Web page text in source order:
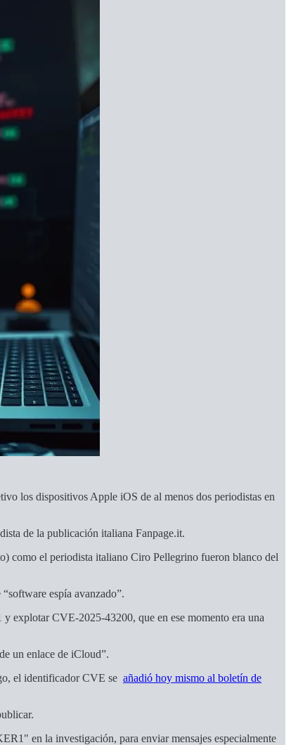
los dispositivos Apple iOS de al menos dos periodistas en
de la publicación italiana Fanpage.it.
como el periodista italiano Ciro Pellegrino fueron blanco del
espía avanzado”.
explotar CVE-2025-43200, que en ese momento era una
un enlace de iCloud”.
el identificador CVE se añadió hoy mismo al boletín de
en la investigación, para enviar mensajes especialmente